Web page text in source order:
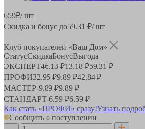
659₽/ шт
Скидка и бонус до59.31 ₽/ шт
Клуб покупателей «Ваш Дом»
СтатусСкидкаБонусВыгода
ЭКСПЕРТ46.13 ₽13.18 ₽59.31 ₽
ПРОФИ32.95 ₽9.89 ₽42.84 ₽
МАСТЕР-9.89 ₽9.89 ₽
СТАНДАРТ-6.59 ₽6.59 ₽
Как стать «ПРОФИ» сразу!Узнать
Сообщить о поступлении